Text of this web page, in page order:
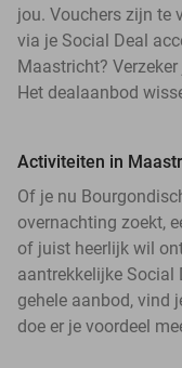
jou. Vouchers zijn te
via je Social Deal
Maastricht?
Het dealaanbod
Activiteiten in
Of je nu
overnachting zoekt,
of juist heerlijk wil
aantrekkelijke Social
gehele aanbod, vind
doe er je voordeel